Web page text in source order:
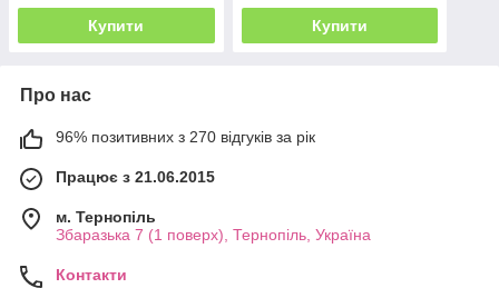
Купити Купити
Про нас
96% позитивних з 270 відгуків за рік
Працює з 21.06.2015
м. Тернопіль
Збаразька 7 (1 поверх), Тернопіль, Україна
Контакти